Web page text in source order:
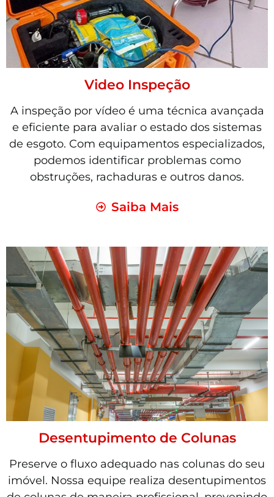
Video Inspeção
A inspeção por vídeo é uma técnica avançada
e eficiente para avaliar o estado dos sistemas
de esgoto. Com equipamentos especializados,
podemos identificar problemas como
obstruções, rachaduras e outros danos.
Saiba Mais
Desentupimento de Colunas
Preserve o fluxo adequado nas colunas do seu
imóvel. Nossa equipe realiza desentupimentos